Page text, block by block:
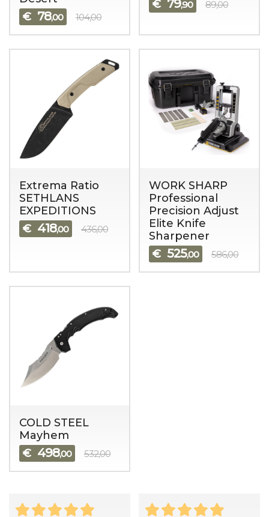
€ 78,00 104,00
€ 79,90 89,00
Extrema Ratio
SETHLANS
EXPEDITIONS
€ 418,00 436,00
WORK SHARP
Professional
Precision Adjust
Elite Knife
Sharpener
€ 525,00 586,00
COLD STEEL
Mayhem
€ 498,00 532,00